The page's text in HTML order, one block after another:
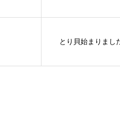
とり貝始まりまし